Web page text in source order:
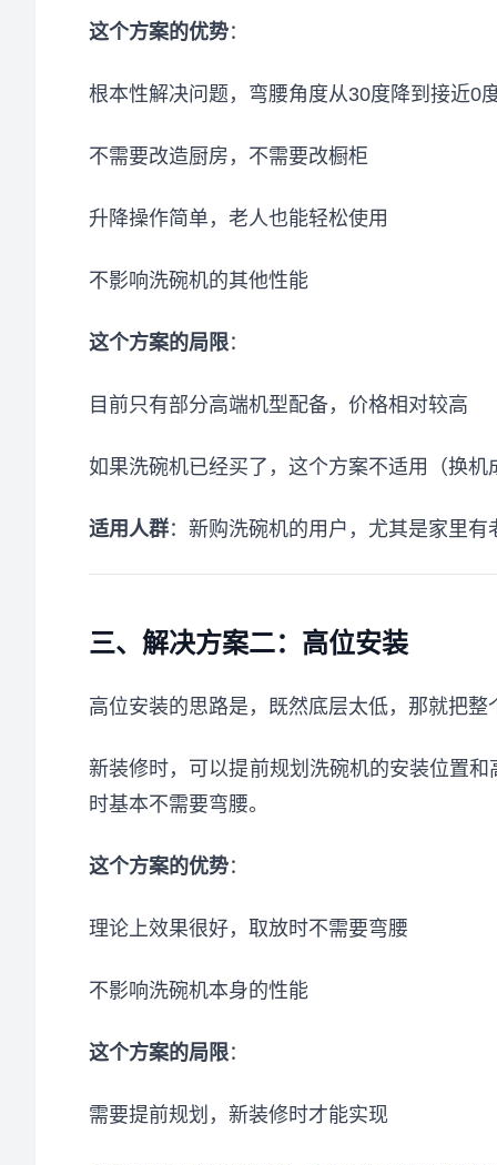
这个方案的优势：
根本性解决问题，弯腰角度从30度降到接近0
不需要改造厨房，不需要改橱柜
升降操作简单，老人也能轻松使用
不影响洗碗机的其他性能
这个方案的局限：
目前只有部分高端机型配备，价格相对较高
如果洗碗机已经买了，这个方案不适用（换机
适用人群：新购洗碗机的用户，尤其是家里有
三、解决方案二：高位安装
高位安装的思路是，既然底层太低，那就把整
新装修时，可以提前规划洗碗机的安装位置
时基本不需要弯腰。
这个方案的优势：
理论上效果很好，取放时不需要弯腰
不影响洗碗机本身的性能
这个方案的局限：
需要提前规划，新装修时才能实现